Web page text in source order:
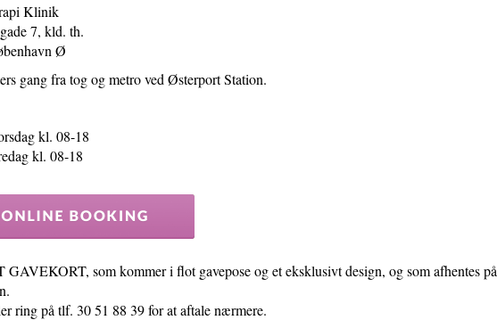
Klinik
7, kld. th.
Ø
gang fra tog og metro ved Østerport Station.
kl. 08-18
kl. 08-18
som kommer i flot gavepose og et eksklusivt design, og som afhentes på
ring på tlf. 30 51 88 39 for at aftale nærmere.